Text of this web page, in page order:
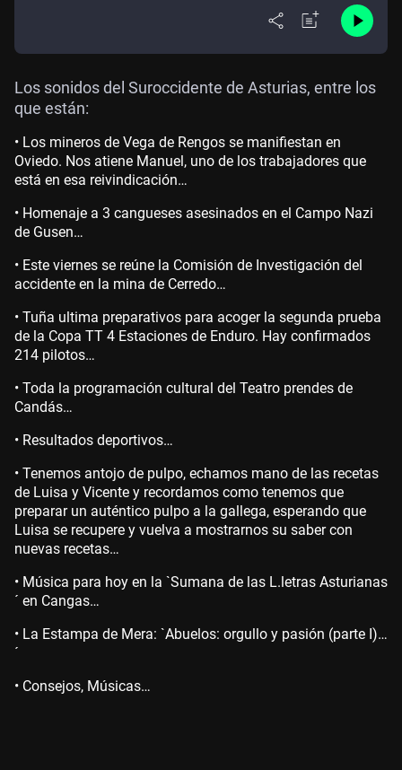
Los sonidos del Suroccidente de Asturias, entre los
que están:
• Los mineros de Vega de Rengos se manifiestan en
Oviedo. Nos atiene Manuel, uno de los trabajadores que
está en esa reivindicación…
• Homenaje a 3 cangueses asesinados en el Campo Nazi
de Gusen…
• Este viernes se reúne la Comisión de Investigación del
accidente en la mina de Cerredo…
• Tuña ultima preparativos para acoger la segunda prueba
de la Copa TT 4 Estaciones de Enduro. Hay confirmados
214 pilotos…
• Toda la programación cultural del Teatro prendes de
Candás…
• Resultados deportivos…
• Tenemos antojo de pulpo, echamos mano de las recetas
de Luisa y Vicente y recordamos como tenemos que
preparar un auténtico pulpo a la gallega, esperando que
Luisa se recupere y vuelva a mostrarnos su saber con
nuevas recetas…
• Música para hoy en la `Sumana de las L.letras Asturianas
´ en Cangas…
• La Estampa de Mera: `Abuelos: orgullo y pasión (parte I)…
´
• Consejos, Músicas…